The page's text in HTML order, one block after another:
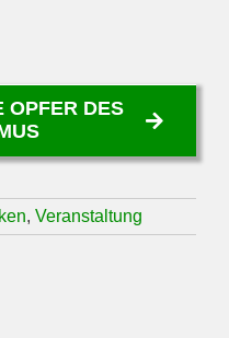
OPFER DES
, Veranstaltung